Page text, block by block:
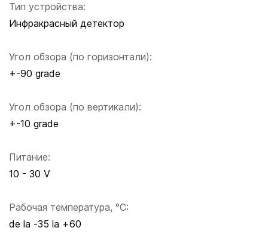
Тип устройства:
Инфракрасный детектор
Угол обзора (по горизонтали):
+-90 grade
Угол обзора (по вертикали):
+-10 grade
Питание:
10 - 30 V
Рабочая температура, °C:
de la -35 la +60